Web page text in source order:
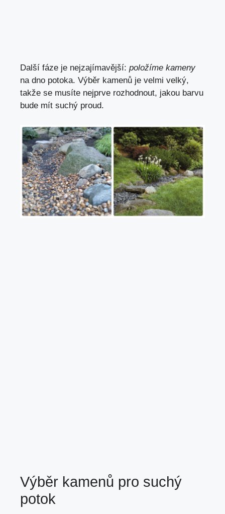
Další fáze je nejzajímavější: položíme kameny
na dno potoka. Výběr kamenů je velmi velký,
takže se musíte nejprve rozhodnout, jakou barvu
bude mít suchý proud.
Výběr kamenů pro suchý
potok